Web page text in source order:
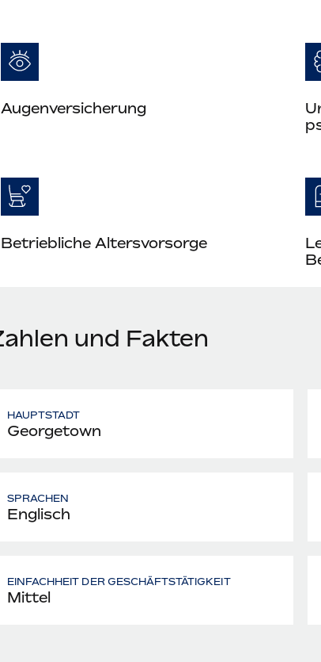
Augenversicherung
Betriebliche Altersvorsorge
und Fakten
HAUPTSTADT
Georgetown
SPRACHEN
Englisch
EINFACHHEIT DER GESCHÄFTSTÄTIGKEIT
Mittel